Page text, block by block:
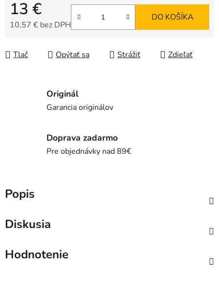
13 €
10,57 € bez DPH
DO KOŠÍKA
Tlač Opýtať sa Strážiť Zdieľať
Originál
Garancia originálov
Doprava zadarmo
Pre objednávky nad 89€
Popis
Diskusia
Hodnotenie